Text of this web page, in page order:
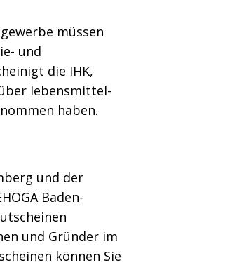
müssen
und
die IHK,
lebensmittel-
haben.
und der
Baden-
und Gründer im
können Sie